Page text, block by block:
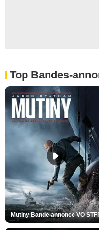
Top Bandes-
Mutiny Bande-annonce VO